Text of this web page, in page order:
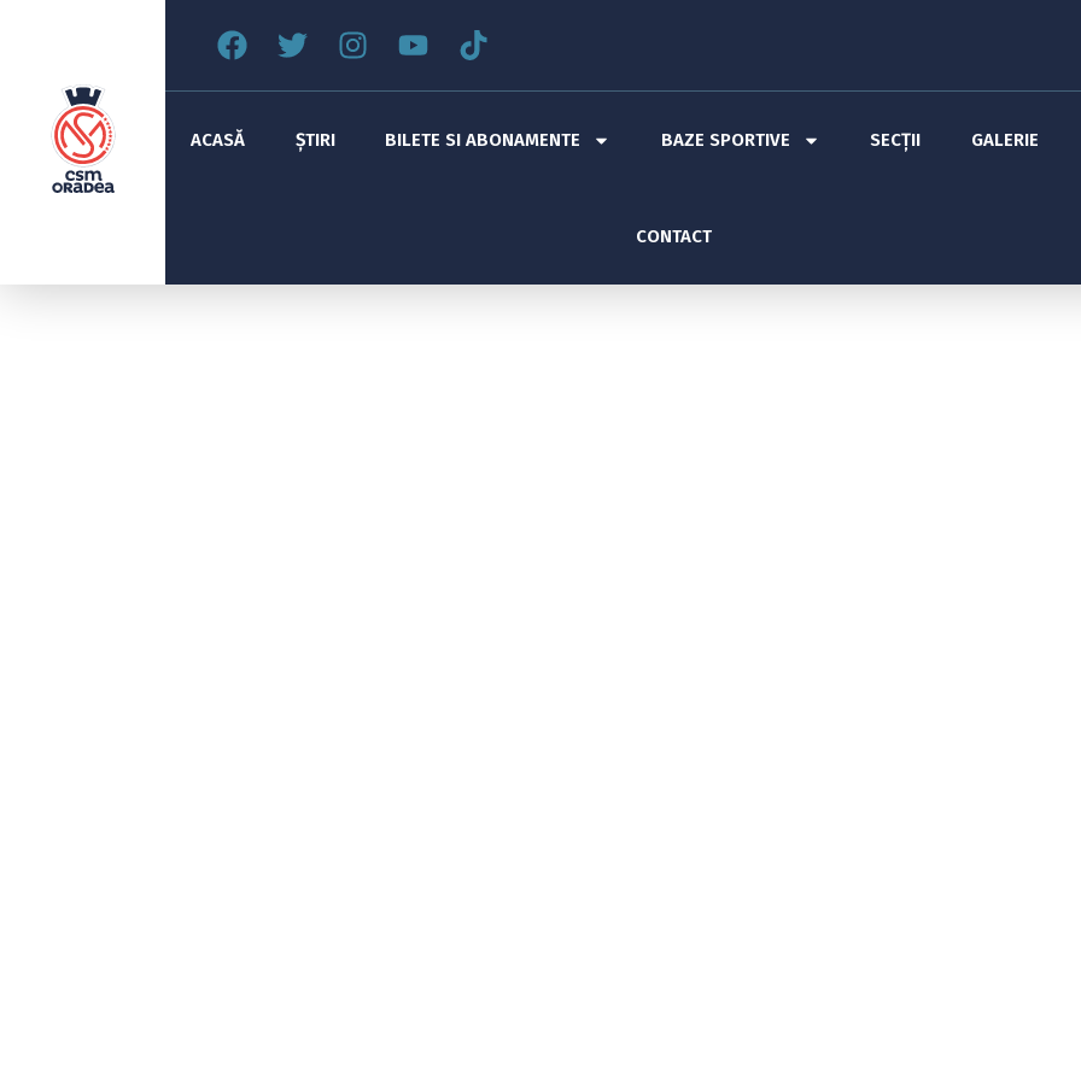
ACASĂ ȘTIRI BILETE SI ABONAMENTE BAZE SPORTIVE SECȚII GALERIE
CONTACT